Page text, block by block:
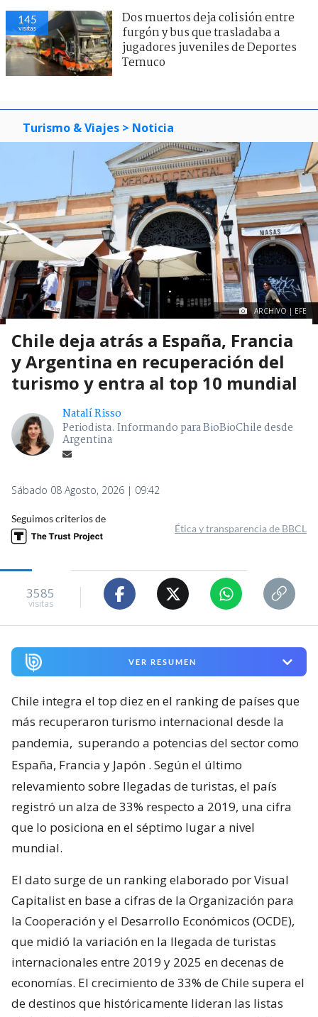
145
visitas
Dos muertos deja colisión entre
furgón y bus que trasladaba a
jugadores juveniles de Deportes
Temuco
Turismo & Viajes > Noticia
ARCHIVO | EFE
Chile deja atrás a España, Francia
y Argentina en recuperación del
turismo y entra al top 10 mundial
Natalí Risso
Periodista. Informando para BioBioChile desde
Argentina
Sábado 08 Agosto, 2026 | 09:42
Seguimos criterios de
Ética y transparencia de BBCL
3585
visitas
VER RESUMEN
Chile integra el top diez en el ranking de países que
más recuperaron turismo internacional desde la
pandemia, superando a potencias del sector como
España, Francia y Japón . Según el último
relevamiento sobre llegadas de turistas, el país
registró un alza de 33% respecto a 2019, una cifra
que lo posiciona en el séptimo lugar a nivel
mundial.
El dato surge de un ranking elaborado por Visual
Capitalist en base a cifras de la Organización para
la Cooperación y el Desarrollo Económicos (OCDE),
que midió la variación en la llegada de turistas
internacionales entre 2019 y 2025 en decenas de
economías. El crecimiento de 33% de Chile supera el
de destinos que históricamente lideran las listas